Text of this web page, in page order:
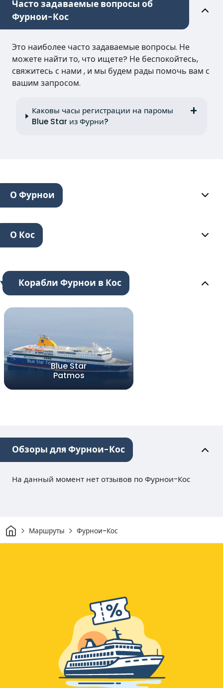
Часто задаваемые вопросы об
Фурнои-Кос
Это наиболее часто задаваемые вопросы. Не
можете найти то, что ищете? Не беспокойтесь,
свяжитесь с нами , и мы будем рады помочь вам с
вашим запросом.
Каковы часы регистрации на паромы
Blue Star из Фурни?
О Фурнои
О Кос
Корабли Фурнои в Кос
Blue Star
Patmos
Обзоры для Фурнои-Кос
На данный момент нет отзывов по Фурнои-Кос
ДомМаршруты Фурнои-Кос